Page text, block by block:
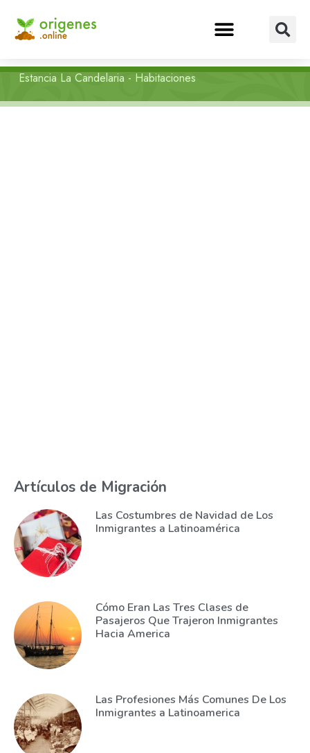
Estancia La Candelaria - Habitaciones
Artículos de Migración
Las Costumbres de Navidad de Los
Inmigrantes a Latinoamérica
Cómo Eran Las Tres Clases de
Pasajeros Que Trajeron Inmigrantes
Hacia America
Las Profesiones Más Comunes De Los
Inmigrantes a Latinoamerica